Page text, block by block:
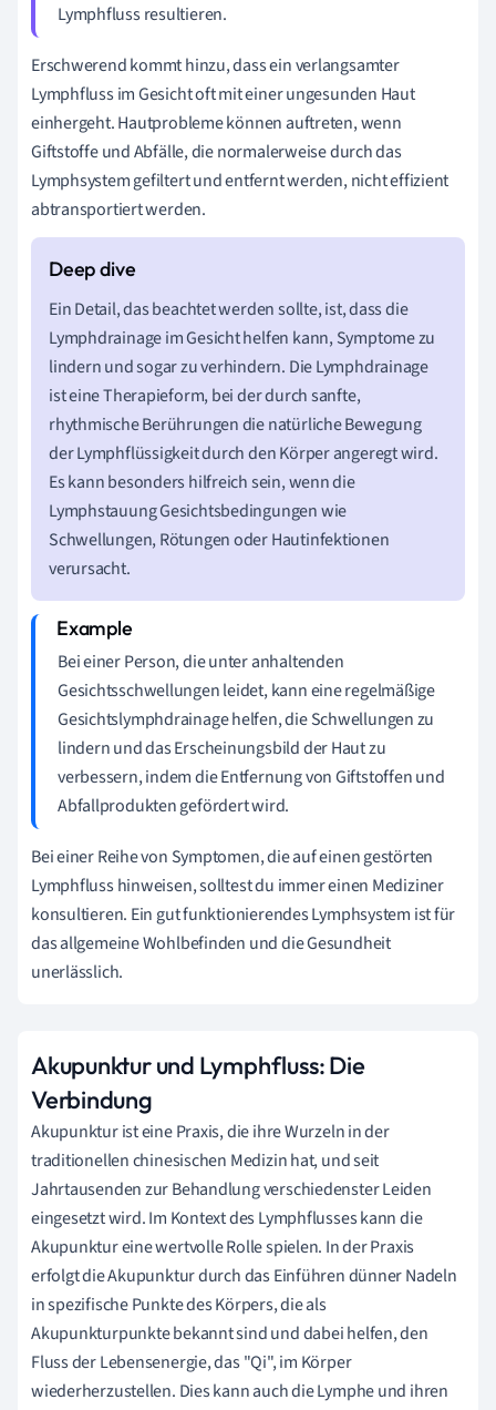
Lymphfluss resultieren.
Erschwerend kommt hinzu, dass ein verlangsamter
Lymphfluss im Gesicht oft mit einer ungesunden Haut
einhergeht. Hautprobleme können auftreten, wenn
Giftstoffe und Abfälle, die normalerweise durch das
Lymphsystem gefiltert und entfernt werden, nicht effizient
abtransportiert werden.
Ein Detail, das beachtet werden sollte, ist, dass die
Lymphdrainage im Gesicht helfen kann, Symptome zu
lindern und sogar zu verhindern. Die Lymphdrainage
ist eine Therapieform, bei der durch sanfte,
rhythmische Berührungen die natürliche Bewegung
der Lymphflüssigkeit durch den Körper angeregt wird.
Es kann besonders hilfreich sein, wenn die
Lymphstauung Gesichtsbedingungen wie
Schwellungen, Rötungen oder Hautinfektionen
verursacht.
Bei einer Person, die unter anhaltenden
Gesichtsschwellungen leidet, kann eine regelmäßige
Gesichtslymphdrainage helfen, die Schwellungen zu
lindern und das Erscheinungsbild der Haut zu
verbessern, indem die Entfernung von Giftstoffen und
Abfallprodukten gefördert wird.
Bei einer Reihe von Symptomen, die auf einen gestörten
Lymphfluss hinweisen, solltest du immer einen Mediziner
konsultieren. Ein gut funktionierendes Lymphsystem ist für
das allgemeine Wohlbefinden und die Gesundheit
unerlässlich.
Akupunktur und Lymphfluss: Die
Verbindung
Akupunktur ist eine Praxis, die ihre Wurzeln in der
traditionellen chinesischen Medizin hat, und seit
Jahrtausenden zur Behandlung verschiedenster Leiden
eingesetzt wird. Im Kontext des Lymphflusses kann die
Akupunktur eine wertvolle Rolle spielen. In der Praxis
erfolgt die Akupunktur durch das Einführen dünner Nadeln
in spezifische Punkte des Körpers, die als
Akupunkturpunkte bekannt sind und dabei helfen, den
Fluss der Lebensenergie, das "Qi", im Körper
wiederherzustellen. Dies kann auch die Lymphe und ihren